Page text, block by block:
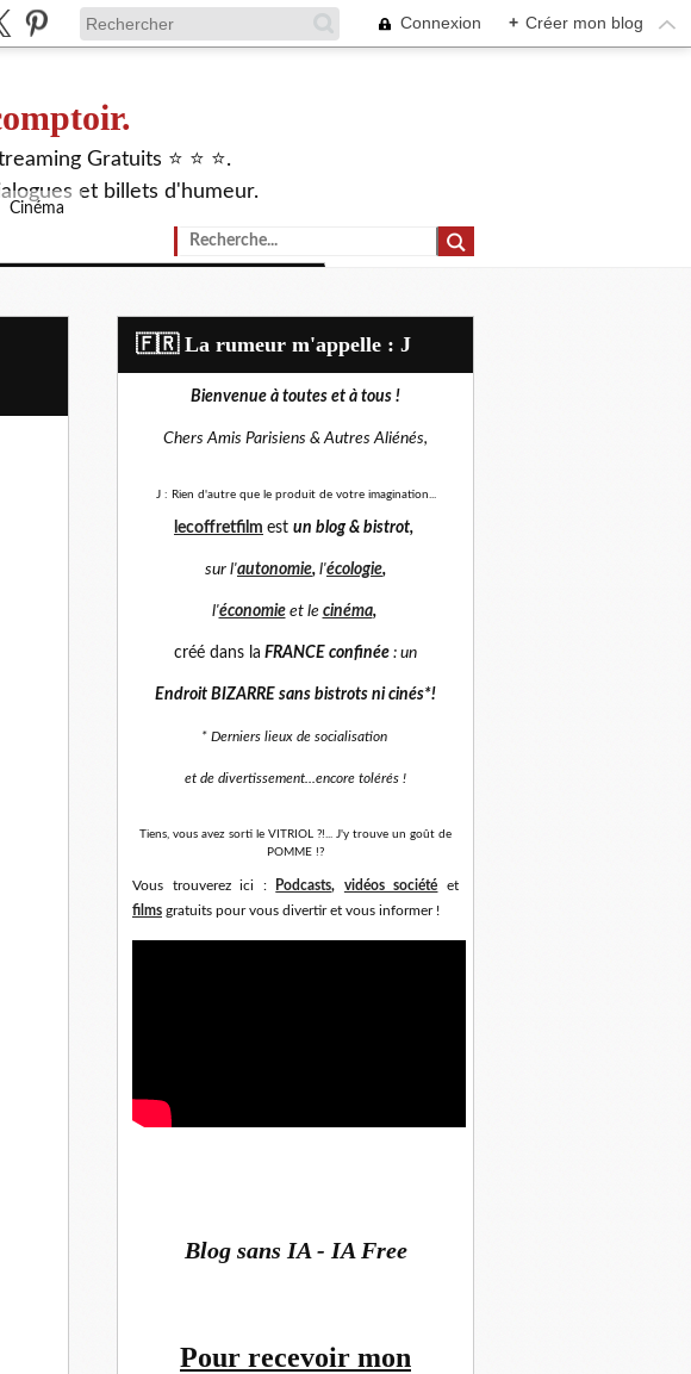
Connexion + Créer mon blog
Gratuits ⭐ ⭐ ⭐.
et billets d'humeur.
Cinéma
​🇫🇷​ La rumeur m'appelle : J
Bienvenue à toutes et à tous !
Chers Amis Parisiens &Autres Aliénés,
J : Rien d'autre que le produit de votre imagination...
lecoffretfilm est un blog & bistrot,
sur l'autonomie, l'écologie,
l'économie et le cinéma,
créé dans la FRANCE confinée : un
Endroit BIZARRE sans bistrots ni cinés*!
* Derniers lieux de socialisation
et de divertissement... encore tolérés !
Tiens, vous avez sorti le VITRIOL ?!... J'y trouve un goût de
POMME !?
Vous trouverez ici : Podcasts, vidéos société et
films gratuits pour vous divertir et vous informer !
Blog sans IA - IA Free
Pour recevoir mon